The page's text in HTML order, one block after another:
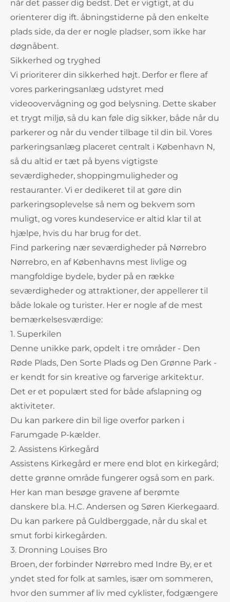
når det passer dig bedst. Det er vigtigt, at du
orienterer dig ift. åbningstiderne på den enkelte
plads side, da der er nogle pladser, som ikke har
døgnåbent.
Sikkerhed og tryghed
Vi prioriterer din sikkerhed højt. Derfor er flere af
vores parkeringsanlæg udstyret med
videoovervågning og god belysning. Dette skaber
et trygt miljø, så du kan føle dig sikker, både når du
parkerer og når du vender tilbage til din bil. Vores
parkeringsanlæg placeret centralt i København N,
så du altid er tæt på byens vigtigste
seværdigheder, shoppingmuligheder og
restauranter. Vi er dedikeret til at gøre din
parkeringsoplevelse så nem og bekvem som
muligt, og vores kundeservice er altid klar til at
hjælpe, hvis du har brug for det.
Find parkering nær seværdigheder på Nørrebro
Nørrebro, en af Københavns mest livlige og
mangfoldige bydele, byder på en række
seværdigheder og attraktioner, der appellerer til
både lokale og turister. Her er nogle af de mest
bemærkelsesværdige:
1. Superkilen
Denne unikke park, opdelt i tre områder - Den
Røde Plads, Den Sorte Plads og Den Grønne Park -
er kendt for sin kreative og farverige arkitektur.
Det er et populært sted for både afslapning og
aktiviteter.
Du kan parkere din bil lige overfor parken i
Farumgade P-kælder.
2. Assistens Kirkegård
Assistens Kirkegård er mere end blot en kirkegård;
dette grønne område fungerer også som en park.
Her kan man besøge gravene af berømte
danskere bl.a. H.C. Andersen og Søren Kierkegaard.
Du kan parkere på Guldberggade, når du skal et
smut forbi kirkegården.
3. Dronning Louises Bro
Broen, der forbinder Nørrebro med Indre By, er et
yndet sted for folk at samles, især om sommeren,
hvor den summer af liv med cyklister, fodgængere